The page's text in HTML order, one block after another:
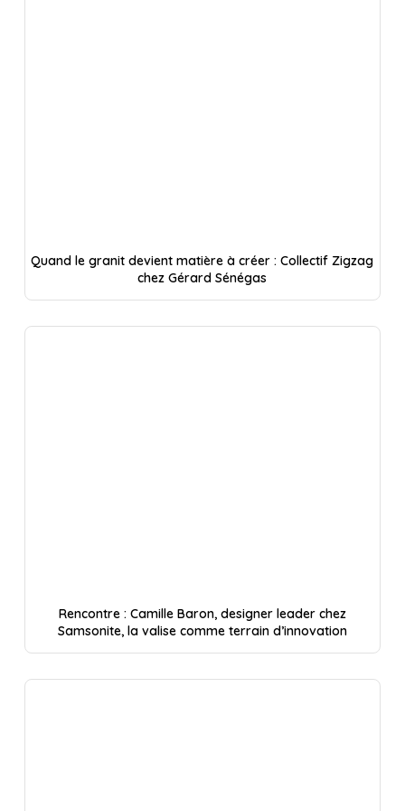
Quand le granit devient matière à créer : Collectif Zigzag
chez Gérard Sénégas
Rencontre : Camille Baron, designer leader chez
Samsonite, la valise comme terrain d’innovation